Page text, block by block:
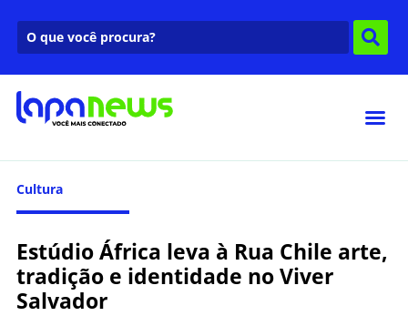
Cultura
Estúdio África leva à Rua Chile arte,
tradição e identidade no Viver
Salvador